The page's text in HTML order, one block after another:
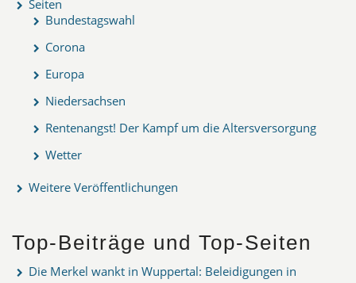
Seiten
Bundestagswahl
Corona
Europa
Niedersachsen
Rentenangst! Der Kampf um die Altersversorgung
Wetter
Weitere Veröffentlichungen
Top-Beiträge und Top-Seiten
Die Merkel wankt in Wuppertal: Beleidigungen in